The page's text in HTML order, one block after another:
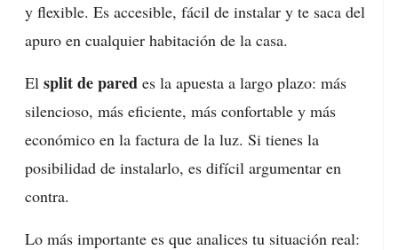
y flexible. Es accesible, fácil de instalar y te saca del
apuro en cualquier habitación de la casa.
El split de pared es la apuesta a largo plazo: más
silencioso, más eficiente, más confortable y más
económico en la factura de la luz. Si tienes la
posibilidad de instalarlo, es difícil argumentar en
contra.
Lo más importante es que analices tu situación real: